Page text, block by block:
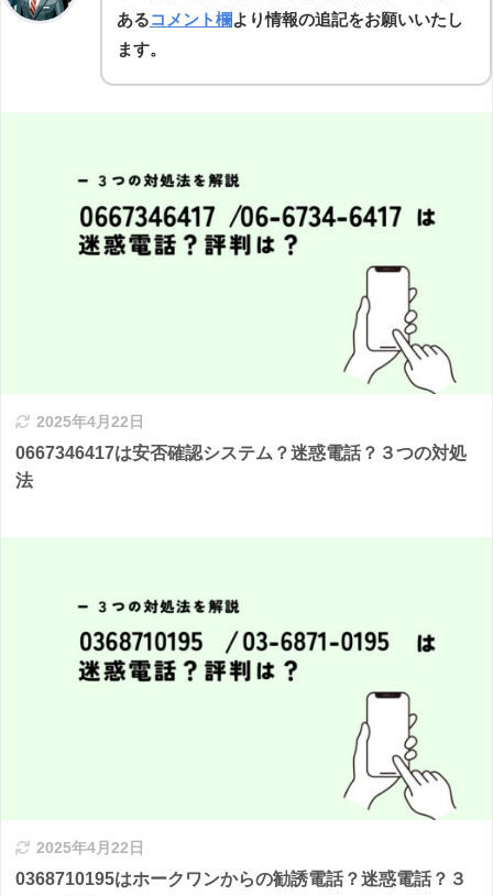
あるコメント欄より情報の追記をお願いいたし
ます。
2025年4月22日
0667346417は安否確認システム？迷惑電話？３つの対処
法
2025年4月22日
0368710195はホークワンからの勧誘電話？迷惑電話？３